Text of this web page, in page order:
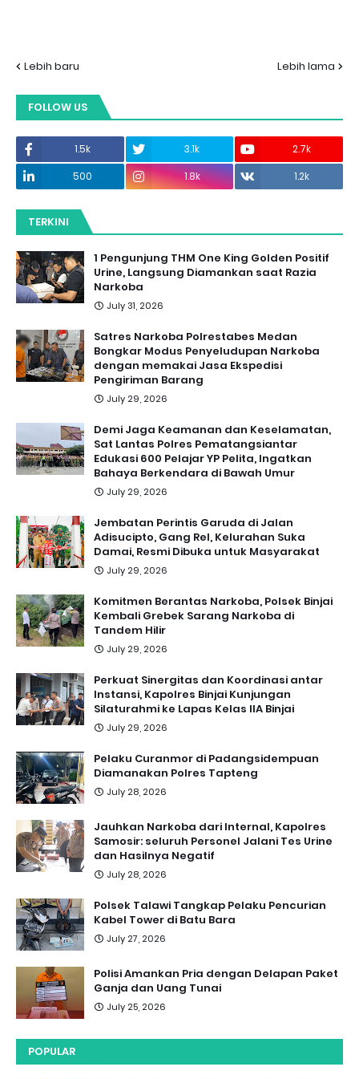
Lebih baru Lebih lama
FOLLOW US
1.5k 3.1k
2.7k
500
1.8k 1.2k
TERKINI
1 Pengunjung THM One King Golden Positif
Urine, Langsung Diamankan saat Razia
Narkoba
July 31, 2026
Satres Narkoba Polrestabes Medan
Bongkar Modus Penyeludupan Narkoba
dengan memakai Jasa Ekspedisi
Pengiriman Barang
July 29, 2026
Demi Jaga Keamanan dan Keselamatan,
Sat Lantas Polres Pematangsiantar
Edukasi 600 Pelajar YP Pelita, Ingatkan
Bahaya Berkendara di Bawah Umur
July 29, 2026
Jembatan Perintis Garuda di Jalan
Adisucipto, Gang Rel, Kelurahan Suka
Damai, Resmi Dibuka untuk Masyarakat
July 29, 2026
Komitmen Berantas Narkoba, Polsek Binjai
Kembali Grebek Sarang Narkoba di
Tandem Hilir
July 29, 2026
Perkuat Sinergitas dan Koordinasi antar
Instansi, Kapolres Binjai Kunjungan
Silaturahmi ke Lapas Kelas IIA Binjai
July 29, 2026
Pelaku Curanmor di Padangsidempuan
Diamanakan Polres Tapteng
July 28, 2026
Jauhkan Narkoba dari Internal, Kapolres
Samosir: seluruh Personel Jalani Tes Urine
dan Hasilnya Negatif
July 28, 2026
Polsek Talawi Tangkap Pelaku Pencurian
Kabel Tower di Batu Bara
July 27, 2026
Polisi Amankan Pria dengan Delapan Paket
Ganja dan Uang Tunai
July 25, 2026
POPULAR